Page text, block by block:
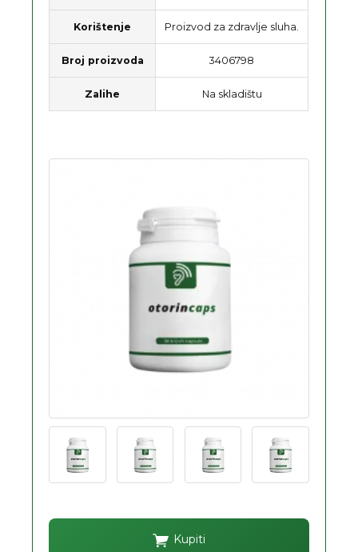
Korištenje Proizvod za zdravlje sluha.
Broj proizvoda 3406798
Zalihe Na skladištu
Kupiti